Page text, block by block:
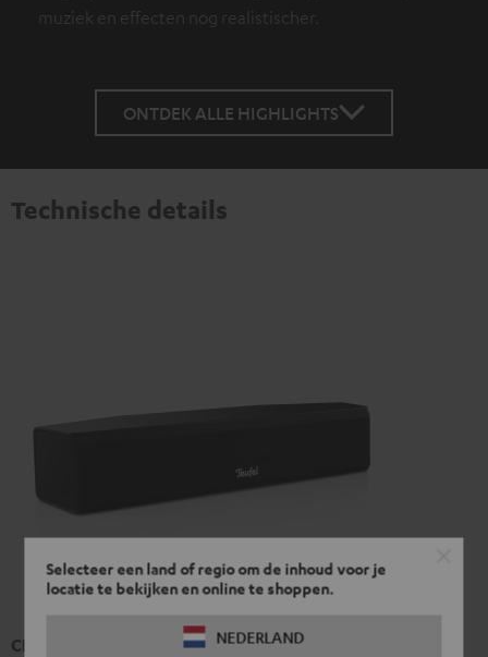
Selecteer een land of regio om de inhoud voor je
locatie te bekijken en online te shoppen.
NEDERLAND
muziek en effecten nog realistischer.
ONTDEK ALLE HIGHLIGHTS
Technische details
CINEBAR ONE